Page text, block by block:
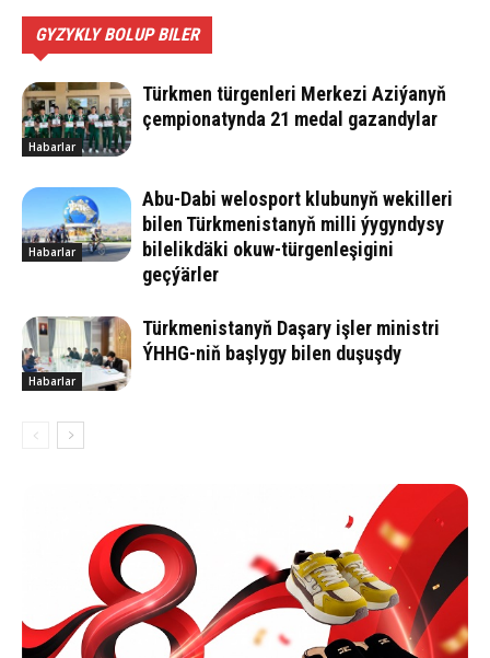
GYZYKLY BOLUP BILER
Habarlar
Türkmen türgenleri Merkezi Aziýanyň
çempionatynda 21 medal gazandylar
Habarlar
Abu-Da­bi we­los­port klu­bu­nyň we­kil­le­ri
bi­len Türk­me­nis­ta­nyň milli ýy­gyn­dy­sy
bi­le­lik­dä­ki okuw-tür­gen­le­şigini
geçýärler
Habarlar
Türkmenistanyň Daşary işler ministri
ÝHHG-niň başlygy bilen duşuşdy